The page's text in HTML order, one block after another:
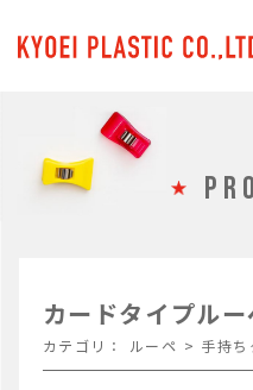
カードタイプル
カテゴリ： ルーペ > 手持